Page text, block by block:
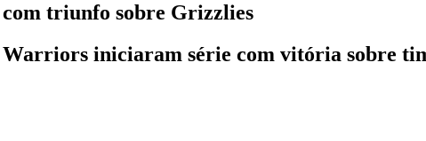
triunfo sobre Grizzlies
iniciaram série com vitória sobre